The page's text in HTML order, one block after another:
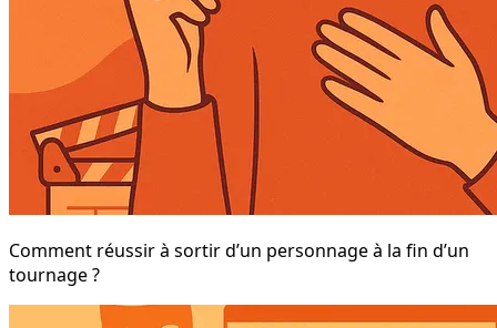
Comment réussir à sortir d’un personnage à la fin d’un
tournage ?